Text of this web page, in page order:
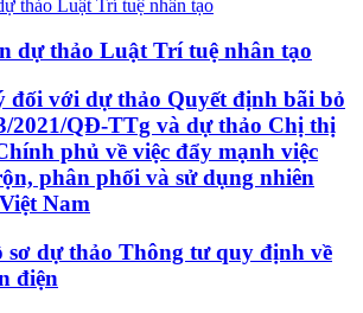
dự thảo Luật Trí tuệ nhân tạo
đối với dự thảo Quyết định bãi bỏ
2021/QĐ-TTg và dự thảo Chị thị
phủ về việc đẩy mạnh việc
phân phối và sử dụng nhiên
Nam
sơ dự thảo Thông tư quy định về
điện